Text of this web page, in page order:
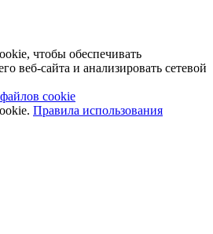
чтобы обеспечивать
веб-сайта и анализировать сетевой
cookie
Правила использования